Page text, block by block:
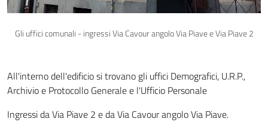
Gli uffici comunali - ingressi Via Cavour angolo Via Piave e Via Piave 2
All'interno dell'edificio si trovano gli uffici Demografici, U.R.P.,
Archivio e Protocollo Generale e l'Ufficio Personale
Ingressi da Via Piave 2 e da Via Cavour angolo Via Piave.